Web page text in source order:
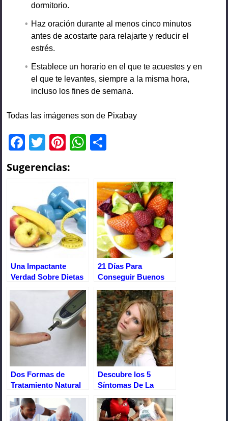
dormitorio.
Haz oración durante al menos cinco minutos
antes de acostarte para relajarte y reducir el
estrés.
Establece un horario en el que te acuestes y en
el que te levantes, siempre a la misma hora,
incluso los fines de semana.
Todas las imágenes son de Pixabay
F
c
b
o
o
k
T
wi
tt
er
Pi
er
e
st
W
A
p
ar
tir
Sugerencias:
Una Impactante
Verdad Sobre Dietas
21 Días Para
Conseguir Buenos
Dos Formas de
Tratamiento Natural
Diabetes
Descubre los 5
Síntomas De La